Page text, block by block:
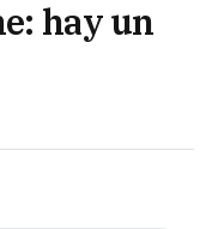
hay un